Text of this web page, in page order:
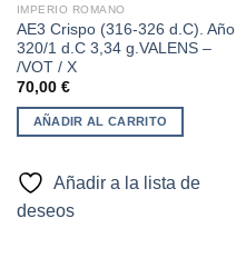
lista de
deseos
IMPERIO ROMANO
AE3 Crispo (316-326 d.C). Año
320/1 d.C 3,34 g.VALENS –
/VOT / X
70,00 €
AÑADIR AL CARRITO
Añadir a la lista de
deseos